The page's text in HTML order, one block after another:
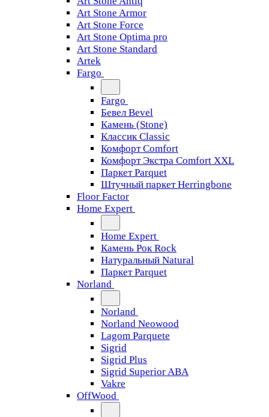
Art Stone Armor
Art Stone Force
Art Stone Optima pro
Art Stone Standard
Artek
Fargo
Fargo
Бевел Bevel
Камень (Stone)
Классик Classic
Комфорт Comfort
Комфорт Экстра Comfort XXL
Паркет Parquet
Штучный паркет Herringbone
Floor Factor
Home Expert
Home Expert
Камень Рок Rock
Натуральный Natural
Паркет Parquet
Norland
Norland
Norland Neowood
Lagom Parquete
Sigrid
Sigrid Plus
Sigrid Superior ABA
Vakre
OffWood